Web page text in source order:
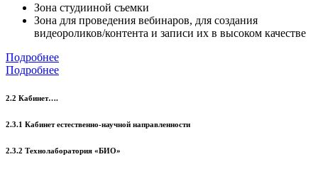
Зона студииной съемки
Зона для проведения вебинаров, для создания
видеороликов/контента и записи их в высоком качестве
Подробнее
Подробнее
2.2 Кабинет….
2.3.1 Кабинет естественно-научной направленности
2.3.2 Технолаборатория «БИО»